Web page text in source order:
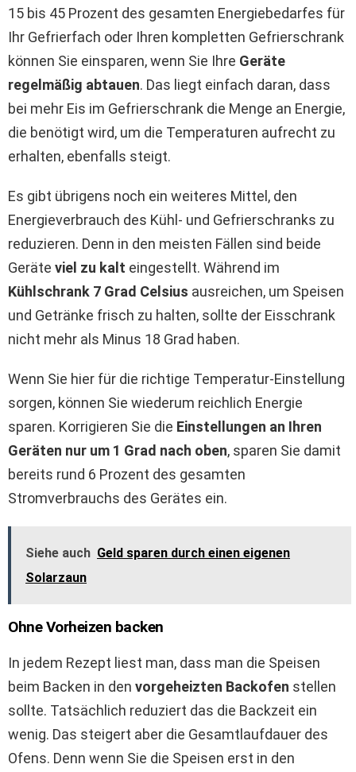
15 bis 45 Prozent des gesamten Energiebedarfes für
Ihr Gefrierfach oder Ihren kompletten Gefrierschrank
können Sie einsparen, wenn Sie Ihre Geräte
regelmäßig abtauen. Das liegt einfach daran, dass
bei mehr Eis im Gefrierschrank die Menge an Energie,
die benötigt wird, um die Temperaturen aufrecht zu
erhalten, ebenfalls steigt.
Es gibt übrigens noch ein weiteres Mittel, den
Energieverbrauch des Kühl- und Gefrierschranks zu
reduzieren. Denn in den meisten Fällen sind beide
Geräte viel zu kalt eingestellt. Während im
Kühlschrank 7 Grad Celsius ausreichen, um Speisen
und Getränke frisch zu halten, sollte der Eisschrank
nicht mehr als Minus 18 Grad haben.
Wenn Sie hier für die richtige Temperatur-Einstellung
sorgen, können Sie wiederum reichlich Energie
sparen. Korrigieren Sie die Einstellungen an Ihren
Geräten nur um 1 Grad nach oben, sparen Sie damit
bereits rund 6 Prozent des gesamten
Stromverbrauchs des Gerätes ein.
Siehe auch Geld sparen durch einen eigenen
Solarzaun
Ohne Vorheizen backen
In jedem Rezept liest man, dass man die Speisen
beim Backen in den vorgeheizten Backofen stellen
sollte. Tatsächlich reduziert das die Backzeit ein
wenig. Das steigert aber die Gesamtlaufdauer des
Ofens. Denn wenn Sie die Speisen erst in den